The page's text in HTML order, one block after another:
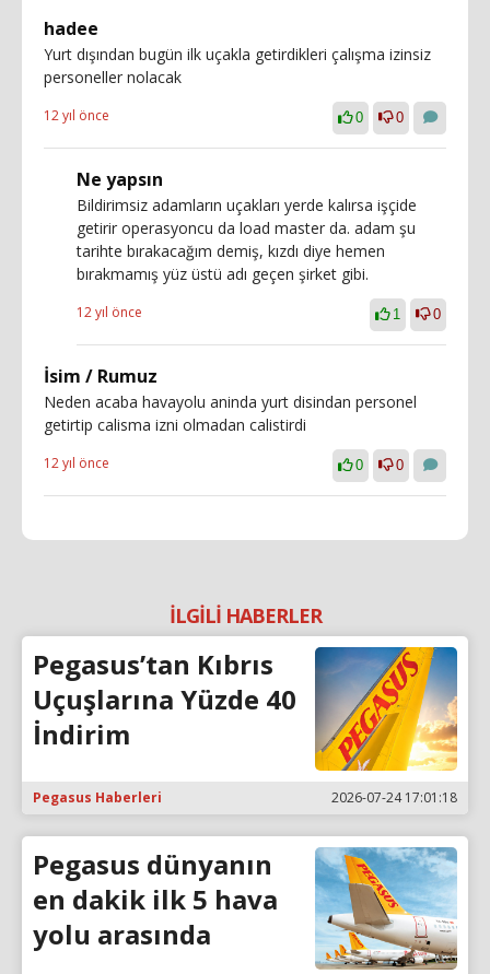
hadee
Yurt dışından bugün ilk uçakla getirdikleri çalışma izinsiz
personeller nolacak
12 yıl önce 0 0
Ne yapsın
Bildirimsiz adamların uçakları yerde kalırsa işçide
getirir operasyoncu da load master da. adam şu
tarihte bırakacağım demiş, kızdı diye hemen
bırakmamış yüz üstü adı geçen şirket gibi.
12 yıl önce 1 0
İsim / Rumuz
Neden acaba havayolu aninda yurt disindan personel
getirtip calisma izni olmadan calistirdi
12 yıl önce 0 0
İLGİLİ HABERLER
Pegasus’tan Kıbrıs
Uçuşlarına Yüzde 40
İndirim
Pegasus Haberleri 2026-07-24 17:01:18
Pegasus dünyanın
en dakik ilk 5 hava
yolu arasında